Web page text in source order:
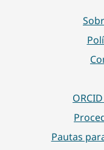
Pautas